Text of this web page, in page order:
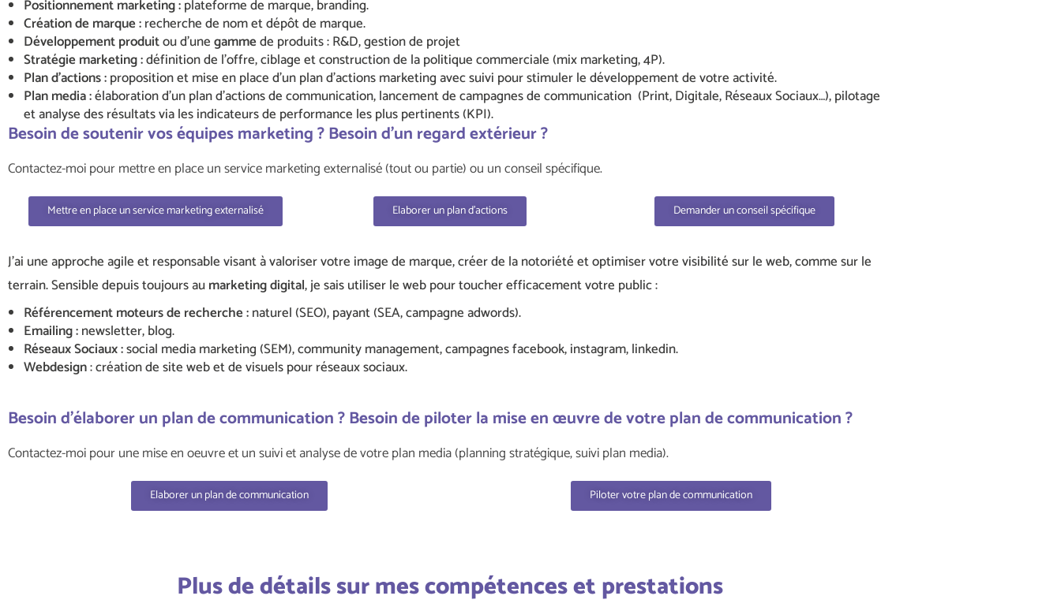
Positionnement marketing :plateforme de marque, branding.
Création de marque :recherche de nom et dépôt de marque.
Développement produitou d’unegammede produits : R&D, gestion de projet
Stratégie marketing :définition de l’offre, ciblage et construction de la politique commerciale (mix marketing, 4P).
Plan d’actions :proposition et mise en place d’un plan d’actions marketing avec suivi pour stimuler le développement de votre activité.
Plan media :élaboration d’un plan d’actions de communication, lancement de campagnes de communication (Print, Digitale, Réseaux Sociaux…), pilotage
et analyse des résultats via les indicateurs de performance les plus pertinents (KPI).
Besoin de soutenir vos équipes marketing ? Besoin d’un regard extérieur ?
Contactez-moi pour mettre en place un service marketing externalisé (tout ou partie) ou un conseil spécifique.
Mettre en place un service marketing externalisé Elaborer un plan d'actions Demander un conseil spécifique
J’ai une approche agile et responsable visant à valoriser votre image de marque, créer de la notoriété et optimiser votre visibilité sur le web, comme sur le
terrain. Sensible depuis toujours aumarketing digital, je sais utiliser le web pour toucher efficacement votre public :
Référencement moteurs de recherche :naturel (SEO), payant (SEA, campagne adwords).
Emailing :newsletter, blog.
Réseaux Sociaux :social media marketing (SEM), community management, campagnes facebook, instagram, linkedin.
Webdesign: création de site web et de visuels pour réseaux sociaux.
Besoin d’élaborer un plan de communication ? Besoin de piloter la mise en œuvre de votre plan de communication ?
Contactez-moi pour une mise en oeuvre et un suivi et analyse de votre plan media (planning stratégique, suivi plan media).
Elaborer un plan de communication Piloter votre plan de communication
Plus de détails sur mes compétences et prestations